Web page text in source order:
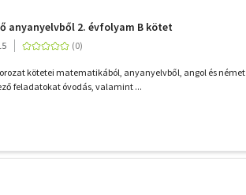
anyanyelvből 2. évfolyam B kötet
kötetei matematikából, anyanyelvből, angol és német
feladatokat óvodás, valamint ...